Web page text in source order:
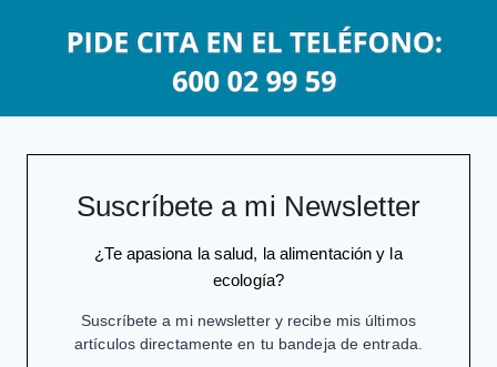
Suscríbete a mi Newsletter
¿Te apasiona la salud, la alimentación y la
ecología?
Suscríbete a mi newsletter y recibe mis últimos
artículos directamente en tu bandeja de entrada.